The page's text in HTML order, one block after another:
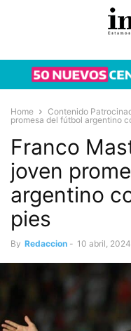
Home Contenido
promesa del fútbol argentino
Franco
joven
argentino
pies
By Redaccion - 10 abril, 2024